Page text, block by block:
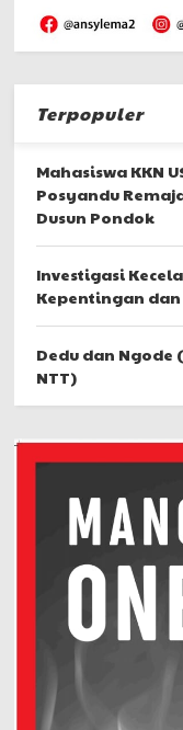
Terpopuler
Mahasiswa KKN
Posyandu
Dusun Pondok
Investigasi
Kepentingan
Dedu dan Ngode
NTT)